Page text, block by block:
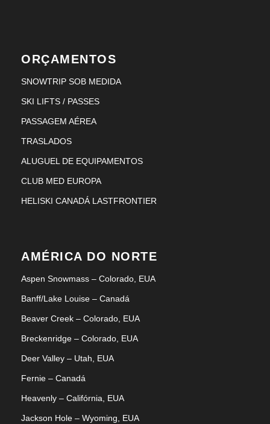
[EUROPA & CANADÁ] CLUB
[JAPÃO] CLUB MED JAPOW
SALE 2027
CLUB MED JAPOW SALE 2026/2027
[EUROPA] SKI WEEK VAL
THORENS 2026
EARLY BOOKINGS 2026 - EUROPA
ORÇAMENTOS
SNOWTRIP SOB MEDIDA
SKI LIFTS / PASSES
PASSAGEM AÉREA
TRASLADOS
ALUGUEL DE EQUIPAMENTOS
CLUB MED EUROPA
HELISKI CANADÁ LASTFRONTIER
AMÉRICA DO NORTE
Aspen Snowmass – Colorado, EUA
Banff/Lake Louise – Canadá
Beaver Creek – Colorado, EUA
Breckenridge – Colorado, EUA
Deer Valley – Utah, EUA
Fernie – Canadá
Heavenly – Califórnia, EUA
Jackson Hole – Wyoming, EUA